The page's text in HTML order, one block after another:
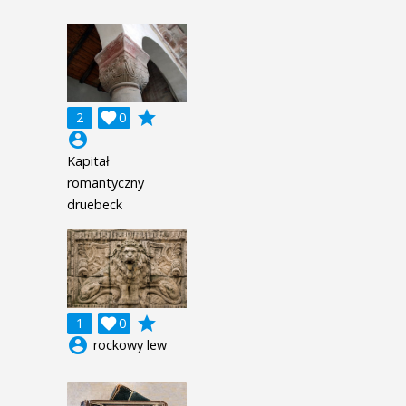
2 0

grade
account_circle
Kapitał
romantyczny
druebeck
1 0

grade
account_circle rockowy lew